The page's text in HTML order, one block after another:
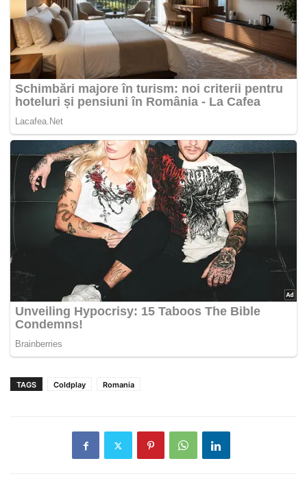
TAGS Coldplay Romania